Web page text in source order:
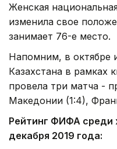
Женская
изменила свое
занимает 76-е место.
Напомним, в октябре
Казахстана в рамках
провела три матча -
Македонии (1:4),
Рейтинг ФИФА среди
декабря 2019 года: